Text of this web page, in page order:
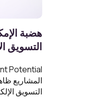
هضبة
التسويق
المشاريع
التسويق